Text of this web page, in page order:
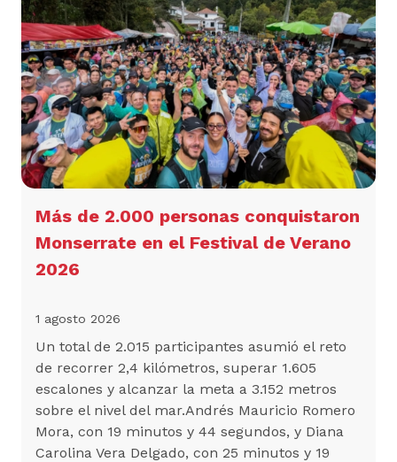
Más de 2.000 personas conquistaron
Monserrate en el Festival de Verano
2026
1 agosto 2026
Un total de 2.015 participantes asumió el reto
de recorrer 2,4 kilómetros, superar 1.605
escalones y alcanzar la meta a 3.152 metros
sobre el nivel del mar.Andrés Mauricio Romero
Mora, con 19 minutos y 44 segundos, y Diana
Carolina Vera Delgado, con 25 minutos y 19